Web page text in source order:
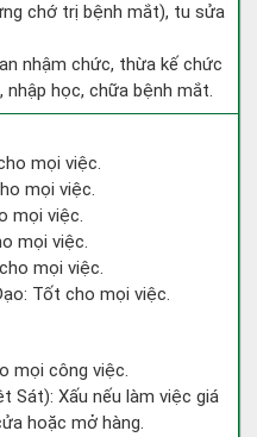
chớ trị bệnh mắt), tu sửa
nhậm chức, thừa kế chức
nhập học, chữa bệnh mắt.
mọi việc.
mọi việc.
mọi việc.
mọi việc.
mọi việc.
Tốt cho mọi việc.
mọi công việc.
Sát): Xấu nếu làm việc giá
hoặc mở hàng.